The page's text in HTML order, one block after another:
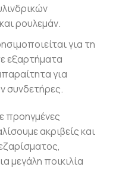
ρουλεμάν.
για τη
εξαρτήματα
για
συνδετήρες.
προηγμένες
ακριβείς και
μεγάλη ποικιλία